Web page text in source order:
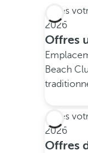
Faites
2026
Offres
Beach
Faites
2026
Offres